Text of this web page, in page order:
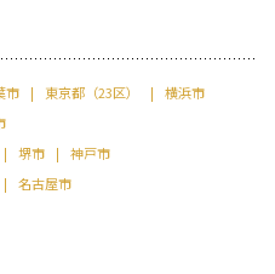
市 東京都（23区）
横浜市
堺市 神戸市
名古屋市